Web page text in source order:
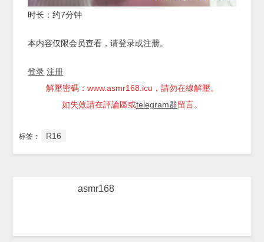
时长：约7分钟
本内容仅限会员查看，请登录或注册。
登录 注册
解壓密碼：www.asmr168.icu，請勿在線解壓。
如失效請在評論區或telegram群留言。
标签： R16
asmr168